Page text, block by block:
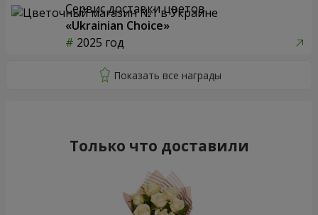
Сервис доставки цветов
«Ukrainian Choice»
2025 год
Только что доставили